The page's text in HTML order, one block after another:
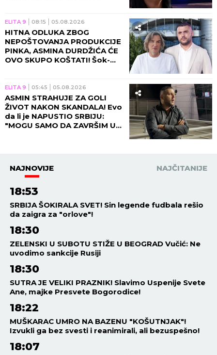
ELITA 9 08:15 05.08.2026
HITNA ODLUKA ZBOG
NEPOŠTOVANJA PRODUKCIJE
PINKA, ASMINA DURDŽIĆA ĆE
OVO SKUPO KOŠTATI! Šok-
ELITA 9 05:45 05.08.2026
ASMIN STRAHUJE ZA GOLI
ŽIVOT NAKON SKANDALA! Evo
da li je NAPUSTIO SRBIJU:
"MOGU SAMO DA ZAVRŠIM U
NAJNOVIJE NAJČITANIJE
18:53
SRBIJA ŠOKIRALA SVET! Sin legende fudbala rešio
da zaigra za "orlove"!
18:30
ZELENSKI U SUBOTU STIŽE U BEOGRAD Vučić: Ne
uvodimo sankcije Rusiji
18:30
SUTRA JE VELIKI PRAZNIK! Slavimo Uspenije Svete
Ane, majke Presvete Bogorodice!
18:22
MUŠKARAC UMRO NA BAZENU "KOŠUTNJAK"!
Izvukli ga bez svesti i reanimirali, ali bezuspešno!
18:07